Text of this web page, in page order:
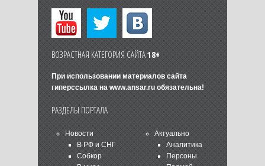
ВОЗРАСТНАЯ КАТЕГОРИЯ САЙТА18+
При использовании материалов сайта
гиперссылка на www.ansar.ruобязательна!
РАЗДЕЛЫ ПОРТАЛА
Новости
В РФ и СНГ
Собкор
Актуально
Аналитика
Персоны